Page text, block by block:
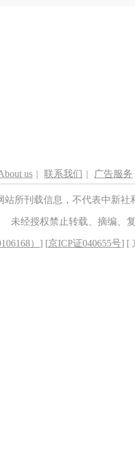
us | 联系我们 | 广告服务
站所刊载信息，不代表中新
未经授权禁止转载、摘编、
） ] [京ICP证040655号] [